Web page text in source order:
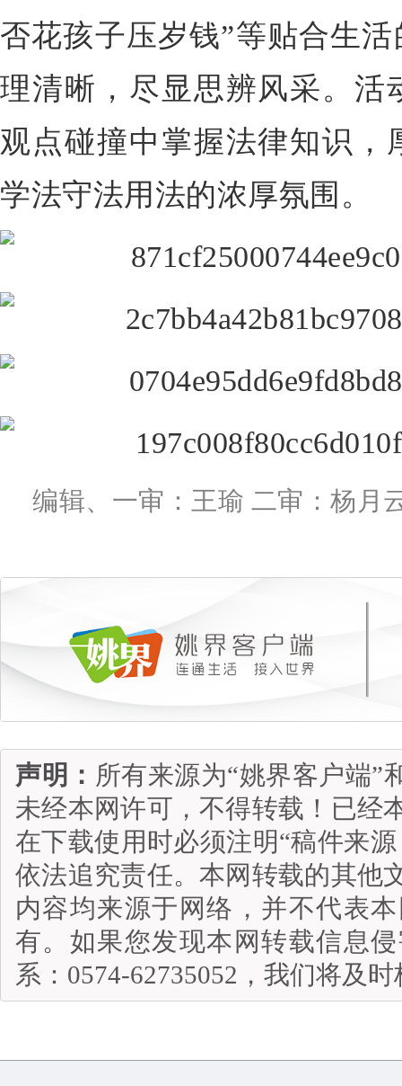
否花孩子压岁钱”等贴合生
理清晰，尽显思辨风采。活
观点碰撞中掌握法律知识，
学法守法用法的浓厚氛围。
编辑、一审：王瑜 二审：杨月
声明： 所有来源为“姚界客户端”
未经本网许可，不得转载！已经
在下载使用时必须注明“稿件来
依法追究责任。本网转载的其他
内容均来源于网络，并不代表
有。如果您发现本网转载信息
系：0574-62735052，我们将及